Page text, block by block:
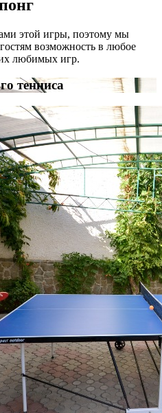
этой игры, поэтому мы
возможность в любое
любимых игр.
тенниса